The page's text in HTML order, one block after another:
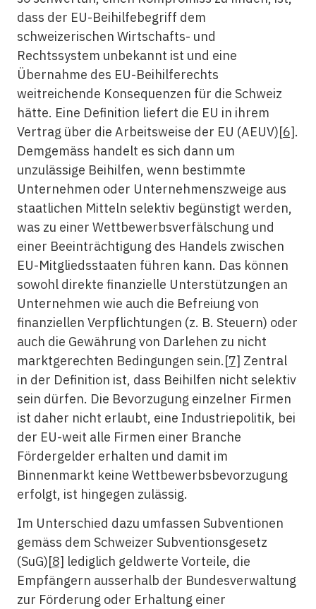
dass der EU-Beihilfebegriff dem
schweizerischen Wirtschafts- und
Rechtssystem unbekannt ist und eine
Übernahme des EU-Beihilferechts
weitreichende Konsequenzen für die Schweiz
hätte. Eine Definition liefert die EU in ihrem
Vertrag über die Arbeitsweise der EU (AEUV)[6].
Demgemäss handelt es sich dann um
unzulässige Beihilfen, wenn bestimmte
Unternehmen oder Unternehmenszweige aus
staatlichen Mitteln selektiv begünstigt werden,
was zu einer Wettbewerbsverfälschung und
einer Beeinträchtigung des Handels zwischen
EU-Mitgliedsstaaten führen kann. Das können
sowohl direkte finanzielle Unterstützungen an
Unternehmen wie auch die Befreiung von
finanziellen Verpflichtungen (z. B. Steuern) oder
auch die Gewährung von Darlehen zu nicht
marktgerechten Bedingungen sein.[7] Zentral
in der Definition ist, dass Beihilfen nicht selektiv
sein dürfen. Die Bevorzugung einzelner Firmen
ist daher nicht erlaubt, eine Industriepolitik, bei
der EU-weit alle Firmen einer Branche
Fördergelder erhalten und damit im
Binnenmarkt keine Wettbewerbsbevorzugung
erfolgt, ist hingegen zulässig.
Im Unterschied dazu umfassen Subventionen
gemäss dem Schweizer Subventionsgesetz
(SuG)[8] lediglich geldwerte Vorteile, die
Empfängern ausserhalb der Bundesverwaltung
zur Förderung oder Erhaltung einer